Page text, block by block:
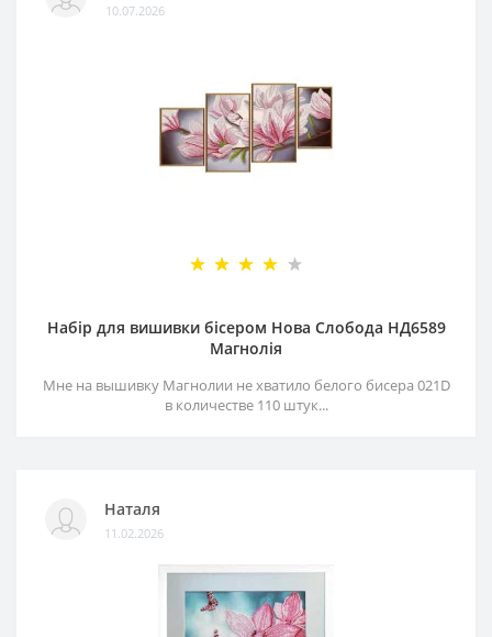
10.07.2026
Набір для вишивки бісером Нова Слобода НД6589
Магнолія
Мне на вышивку Магнолии не хватило белого бисера 021D
в количестве 110 штук...
Наталя
11.02.2026